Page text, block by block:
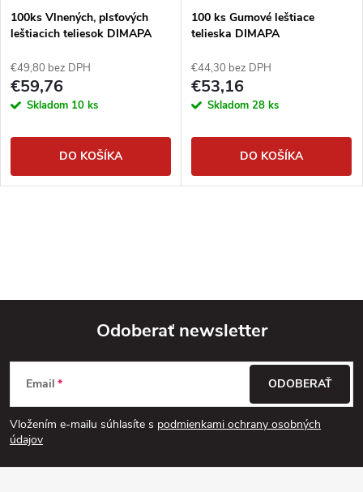
100ks Vlnených, plsťových
leštiacich teliesok DIMAPA
€49,80 bez DPH
€59,76
Skladom 10 ks
DO KOŠÍKA
100 ks Gumové leštiace
telieska DIMAPA
€44,30 bez DPH
€53,16
Skladom 28 ks
DO KOŠÍKA
Z
á
p
Odoberať newsletter
Email
Vložením e-mailu súhlasíte s podmienkami ochrany osobných
údajov
ODOBERAŤ